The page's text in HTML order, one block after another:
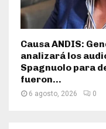
Causa ANDIS:
analizará los
Spagnuolo para
fueron...
6 agosto, 2026 0